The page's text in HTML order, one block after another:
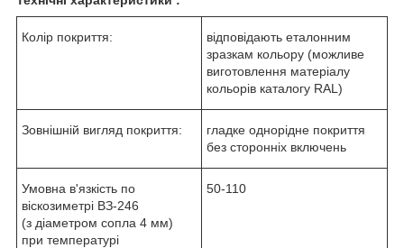
Колір покриття:
відповідають еталонним
зразкам кольору (можливе
виготовлення матеріалу
кольорів каталогу RAL)
Зовнішній вигляд покриття:
гладке однорідне покриття
без сторонніх включень
Умовна в'язкість по
віскозиметрі ВЗ-246
(з діаметром сопла 4 мм)
при температурі
50-110